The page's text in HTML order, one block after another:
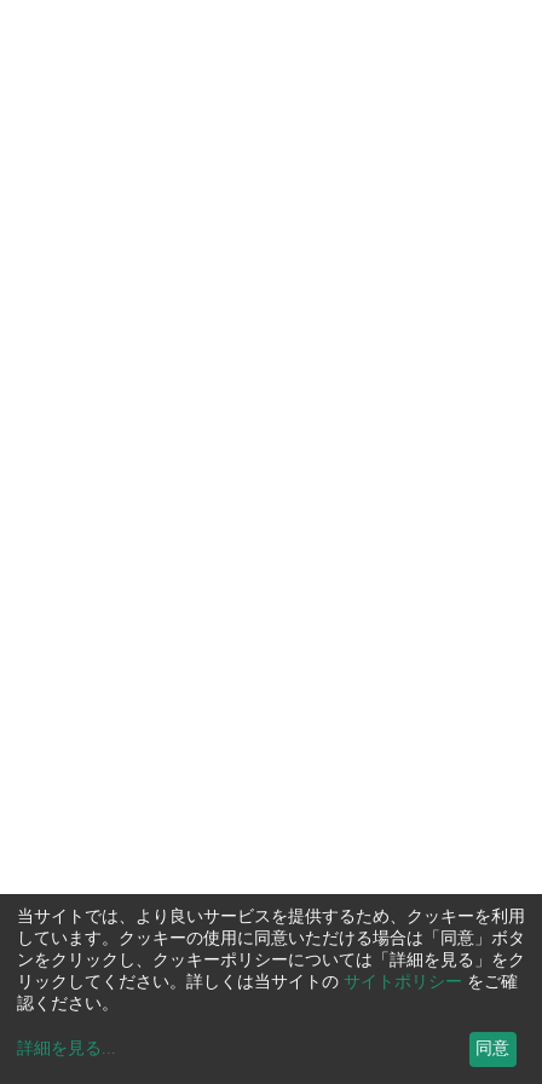
当サイトでは、より良いサービスを提供するため、クッキーを利用
しています。クッキーの使用に同意いただける場合は「同意」ボタ
ンをクリックし、クッキーポリシーについては「詳細を見る」をク
リックしてください。詳しくは当サイトの サイトポリシー をご確
認ください。
詳細を見る ... 同意